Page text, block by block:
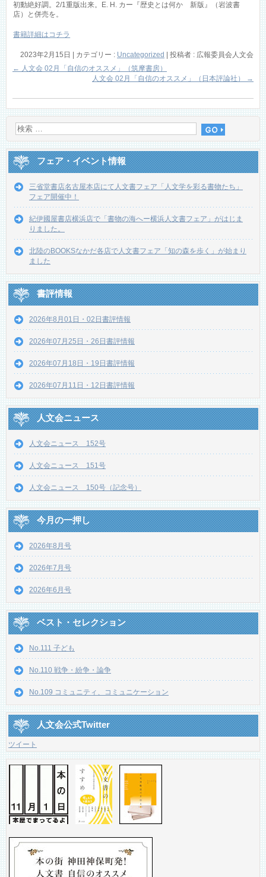
初動絶好調。2/1重版出来。E. H. カー『歴史とは何か 新版』（岩波書
店）と併売を。
書籍詳細はコチラ
2023年2月15日 カテゴリー : Uncategorized
投稿者 : 広報委員会人文会
← 人文会 02月「自信のオススメ」（筑摩書房）
人文会 02月「自信のオススメ」（日本評論社）
→
フェア・イベント情報
三省堂書店名古屋本店にて人文書フェア「人文学を彩る書物たち」
フェア開催中！
紀伊國屋書店横浜店で「書物の海へー横浜人文書フェア」がはじま
りました。
北陸のBOOKSなかだ各店で人文書フェア「知の森を歩く」が始まり
ました
書評情報
2026年8月01日・02日書評情報
2026年07月25日・26日書評情報
2026年07月18日・19日書評情報
2026年07月11日・12日書評情報
人文会ニュース
人文会ニュース 152号
人文会ニュース 151号
人文会ニュース 150号（記念号）
今月の一押し
2026年8月号
2026年7月号
2026年6月号
ベスト・セレクション
No.111 子ども
No.110 戦争・紛争・論争
No.109 コミュニティ、コミュニケーション
人文会公式Twitter
ツイート